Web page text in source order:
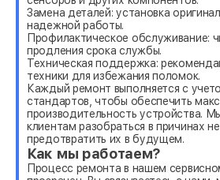
Замена деталей: установка
надежной работы.
Профилактическое обслуживание:
продления срока службы.
Техническая поддержка:
техники для избежания поломок.
Каждый ремонт выполняется с
стандартов, чтобы обеспечить
производительность устройства.
клиентам разобраться в причинах
предотвратить их в будущем.
Как мы работаем?
Процесс ремонта в нашем